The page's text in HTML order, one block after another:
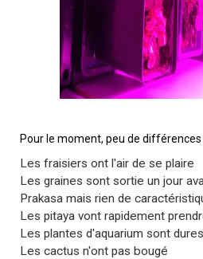
Pour le moment, peu de
Les fraisiers ont l'air de se plaire
Les graines sont sortie un jour
Prakasa mais rien de
Les pitaya vont rapidement
Les plantes d'aquarium sont
Les cactus n'ont pas bougé